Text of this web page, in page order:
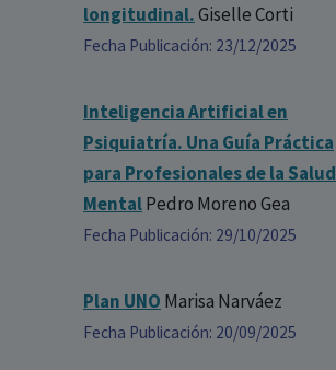
longitudinal.Giselle Corti
Fecha Publicación: 23/12/2025
Inteligencia Artificial en
Psiquiatría. Una Guía Práctica
para Profesionales de la Salud
MentalPedro Moreno Gea
Fecha Publicación: 29/10/2025
Plan UNO Marisa Narváez
Fecha Publicación: 20/09/2025